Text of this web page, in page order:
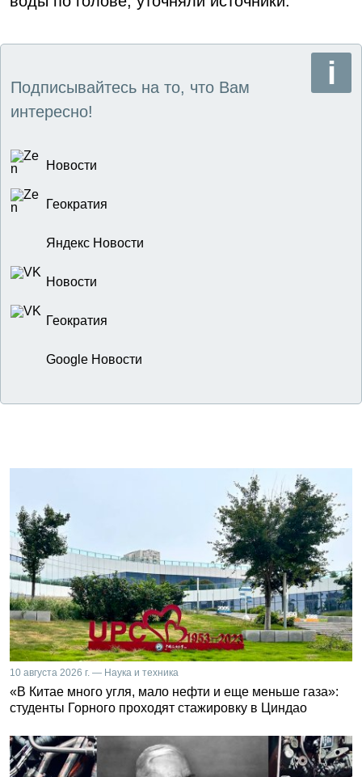
Подписывайтесь на то, что Вам
интересно!
Новости
Геократия
Яндекс Новости
Новости
Геократия
Google Новости
10 августа 2026 г. — Наука и техника
«В Китае много угля, мало нефти и еще меньше газа»:
студенты Горного проходят стажировку в Циндао